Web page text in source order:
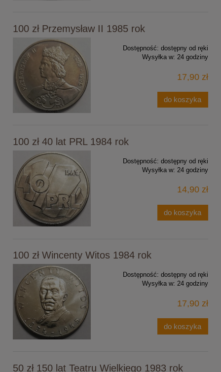
100 zł Przemysław II 1985 rok
Dostępność: dostępny od ręki
Wysyłka w: 24 godziny
17,90 zł
do koszyka
100 zł 40 lat PRL 1984 rok
Dostępność: dostępny od ręki
Wysyłka w: 24 godziny
14,90 zł
do koszyka
100 zł Wincenty Witos 1984 rok
Dostępność: dostępny od ręki
Wysyłka w: 24 godziny
17,90 zł
do koszyka
50 zł 150 lat Teatru Wielkiego 1983 rok